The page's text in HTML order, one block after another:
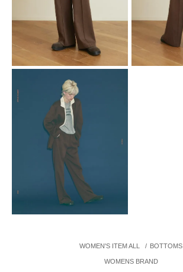
WOMEN'S ITEM ALL / BOTTOMS
WOMENS BRAND